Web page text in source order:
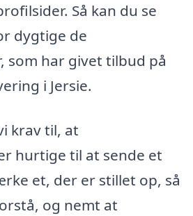
Så kan du se
dygtige de
som har givet tilbud på
i Jersie.
krav til, at
hurtige til at sende et
et, der er stillet op, så
og nemt at